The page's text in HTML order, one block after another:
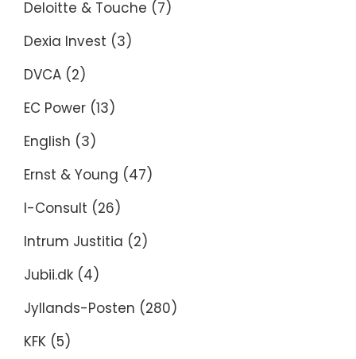
Deloitte & Touche (7)
Dexia Invest (3)
DVCA (2)
EC Power (13)
English (3)
Ernst & Young (47)
I-Consult (26)
Intrum Justitia (2)
Jubii.dk (4)
Jyllands-Posten (280)
KFK (5)